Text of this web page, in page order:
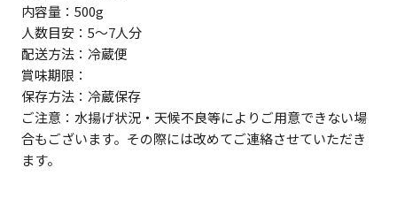
内容量：500g
人数目安：5～7人分
配送方法：冷蔵便
賞味期限：
保存方法：冷蔵保存
ご注意：水揚げ状況・天候不良等によりご用意できない場
合もございます。その際には改めてご連絡させていただき
ます。